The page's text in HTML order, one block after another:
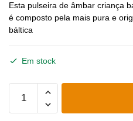
preço
era:
preço
Esta pulseira de âmbar criança
é composto pela mais pura e
báltica
Em stock
Quantidade